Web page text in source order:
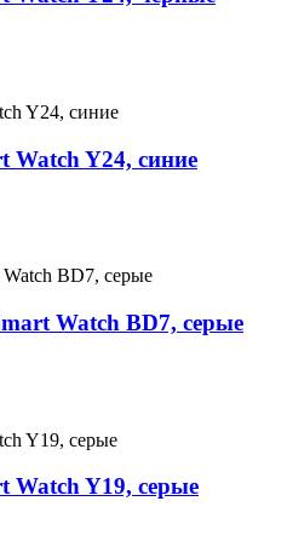
Watch Y24, синие
Watch BD7, серые
Watch Y19, серые